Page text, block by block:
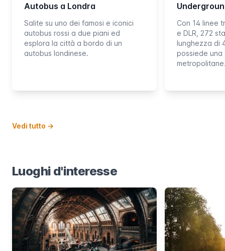
Autobus a Londra
Salite su uno dei famosi e iconici
autobus rossi a due piani ed
esplora la città a bordo di un
autobus londinese.
Con 14 linee
e DLR, 272
lunghezza di
possiede una
Vedi tutto →
Luoghi d'interesse